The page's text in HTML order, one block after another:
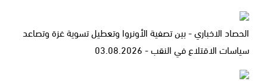
الحصاد الاخباري - بين تصفية الأونروا وتعطيل تسوية غزة وتصاعد
سياسات الاقتلاع في النقب - 03.08.2026